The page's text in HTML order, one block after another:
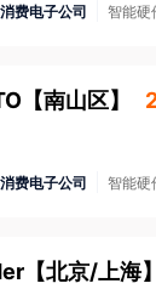
费电子公司 智能硬
【南山区】
费电子公司 智能硬
【北京/上海】